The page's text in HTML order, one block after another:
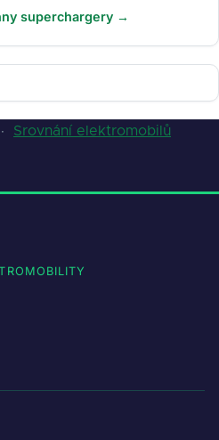
superchargery →
· Srovnání elektromobilů